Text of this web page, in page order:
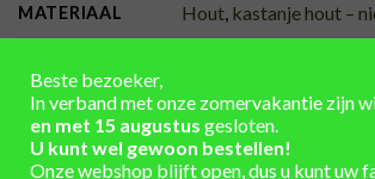
MATERIAAL Hout, kastanje hout –
KLEUR HOUT onbehandeld
UITVOERING met kraan, met losse
Beste bezoeker,
In verband met onze zomervakantie zijn
en met 15 augustus gesloten.
U kunt wel gewoon bestellen!
Onze webshop blijft open, dus u kunt uw